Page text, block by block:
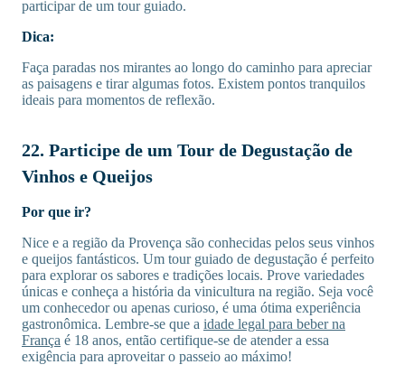
participar de um tour guiado.
Dica:
Faça paradas nos mirantes ao longo do caminho para apreciar
as paisagens e tirar algumas fotos. Existem pontos tranquilos
ideais para momentos de reflexão.
22. Participe de um Tour de Degustação de
Vinhos e Queijos
Por que ir?
Nice e a região da Provença são conhecidas pelos seus vinhos
e queijos fantásticos. Um tour guiado de degustação é perfeito
para explorar os sabores e tradições locais. Prove variedades
únicas e conheça a história da vinicultura na região. Seja você
um conhecedor ou apenas curioso, é uma ótima experiência
gastronômica. Lembre-se que a idade legal para beber na
França é 18 anos, então certifique-se de atender a essa
exigência para aproveitar o passeio ao máximo!